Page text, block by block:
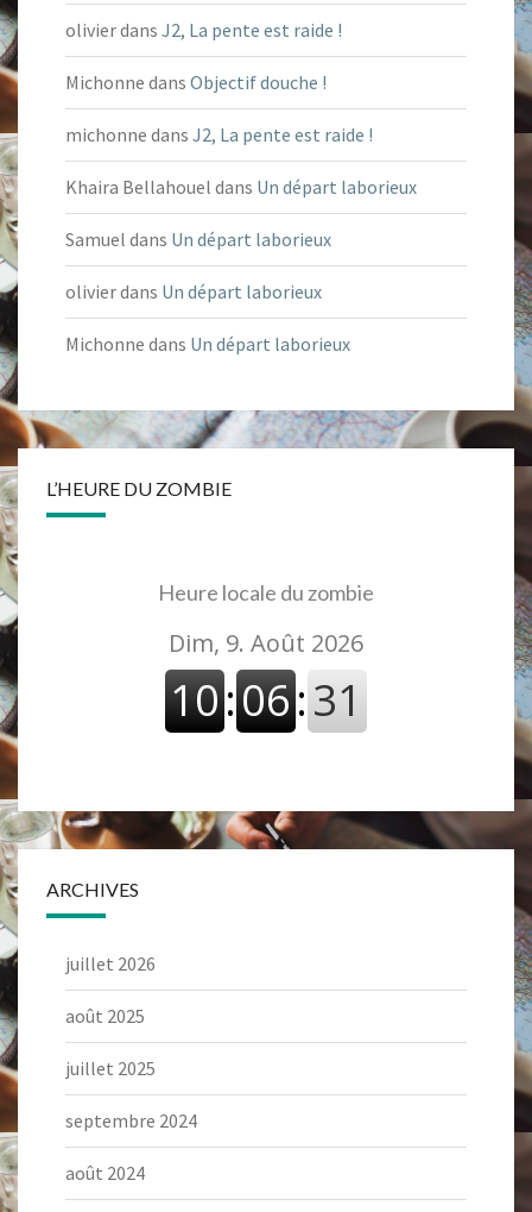
olivierdans J2, La pente est raide !
Michonne dans Objectif douche !
michonne dans J2, La pente est raide !
Khaira Bellahouel dans Un départ laborieux
Samuel dans Un départ laborieux
olivierdans Un départ laborieux
Michonne dans Un départ laborieux
L’HEURE DU ZOMBIE
Heure locale du zombie
ARCHIVES
juillet 2026
août 2025
juillet 2025
septembre 2024
août 2024